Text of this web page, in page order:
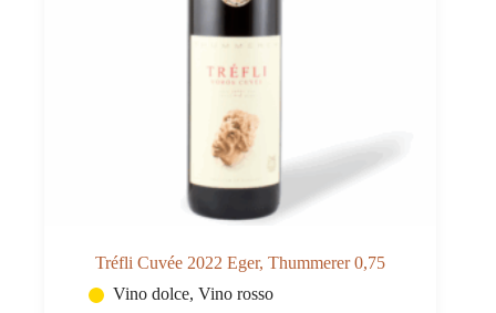
Tréfli Cuvée 2022 Eger, Thummerer 0,75
Vino dolce, Vino rosso